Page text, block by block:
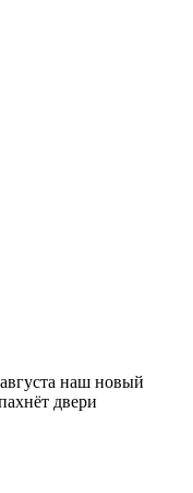
наш новый
двери